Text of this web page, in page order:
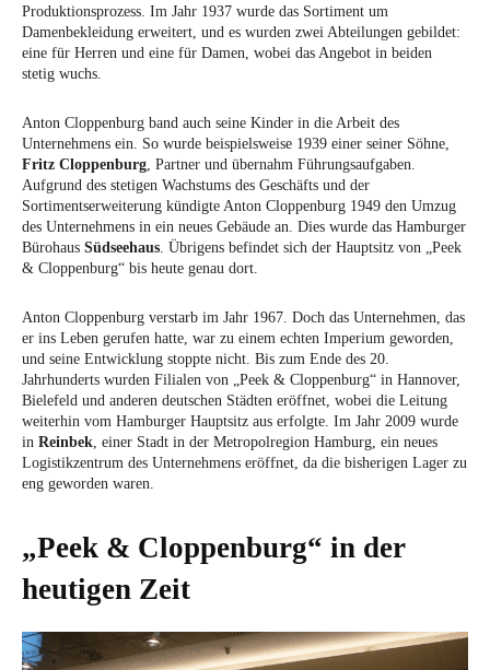
Produktionsprozess. Im Jahr 1937 wurde das Sortiment um
Damenbekleidung erweitert, und es wurden zwei Abteilungen gebildet:
eine für Herren und eine für Damen, wobei das Angebot in beiden
stetig wuchs.
Anton Cloppenburg band auch seine Kinder in die Arbeit des
Unternehmens ein. So wurde beispielsweise 1939 einer seiner Söhne,
Fritz Cloppenburg , Partner und übernahm Führungsaufgaben.
Aufgrund des stetigen Wachstums des Geschäfts und der
Sortimentserweiterung kündigte Anton Cloppenburg 1949 den Umzug
des Unternehmens in ein neues Gebäude an. Dies wurde das Hamburger
Bürohaus Südseehaus . Übrigens befindet sich der Hauptsitz von „Peek
& Cloppenburg“ bis heute genau dort.
Anton Cloppenburg verstarb im Jahr 1967. Doch das Unternehmen, das
er ins Leben gerufen hatte, war zu einem echten Imperium geworden,
und seine Entwicklung stoppte nicht. Bis zum Ende des 20.
Jahrhunderts wurden Filialen von „Peek & Cloppenburg“ in Hannover,
Bielefeld und anderen deutschen Städten eröffnet, wobei die Leitung
weiterhin vom Hamburger Hauptsitz aus erfolgte. Im Jahr 2009 wurde
in Reinbek , einer Stadt in der Metropolregion Hamburg, ein neues
Logistikzentrum des Unternehmens eröffnet, da die bisherigen Lager zu
eng geworden waren.
„Peek & Cloppenburg“ in der
heutigen Zeit